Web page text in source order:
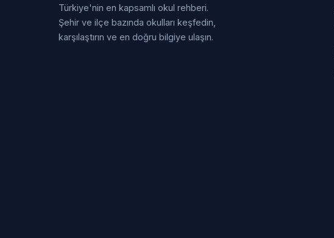
Türkiye'nin en kapsamlı okul rehberi.
Şehir ve ilçe bazında okulları keşfedin,
karşılaştırın ve en doğru bilgiye ulaşın.